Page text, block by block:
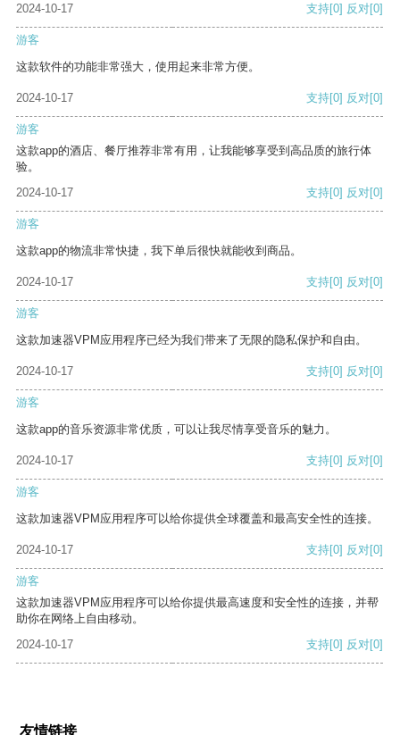
2024-10-17
支持[0] 反对[0]
游客
这款软件的功能非常强大，使用起来非常方便。
2024-10-17 支持[0] 反对[0]
游客
这款app的酒店、餐厅推荐非常有用，让我能够享受到高品质的旅行体
验。
2024-10-17
支持[0] 反对[0]
游客
这款app的物流非常快捷，我下单后很快就能收到商品。
2024-10-17 支持[0] 反对[0]
游客
这款加速器VPM应用程序已经为我们带来了无限的隐私保护和自由。
2024-10-17 支持[0] 反对[0]
游客
这款app的音乐资源非常优质，可以让我尽情享受音乐的魅力。
2024-10-17 支持[0] 反对[0]
游客
这款加速器VPM应用程序可以给你提供全球覆盖和最高安全性的连接。
2024-10-17 支持[0] 反对[0]
游客
这款加速器VPM应用程序可以给你提供最高速度和安全性的连接，并帮
助你在网络上自由移动。
2024-10-17
支持[0] 反对[0]
友情链接